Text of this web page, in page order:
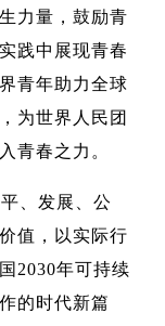
力量，鼓励青
践中展现青春
青年助力全球
为世界人民团
青春之力。
、发展、公
值，以实际行
2030年可持续
的时代新篇